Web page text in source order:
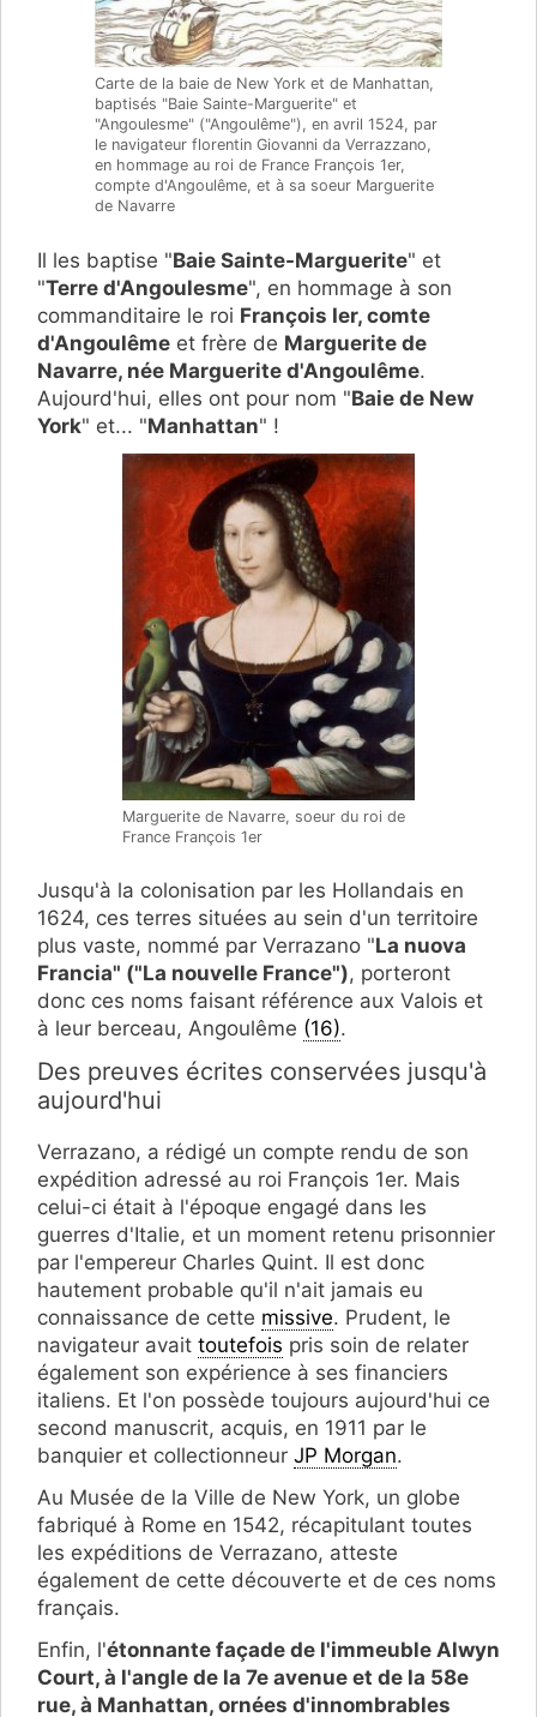
Carte de la baie de New York et de Manhattan,
baptisés "Baie Sainte-Marguerite" et
"Angoulesme" ("Angoulême"), en avril 1524, par
le navigateur florentin Giovanni da Verrazzano,
en hommage au roi de France François 1er,
compte d'Angoulême, et à sa soeur Marguerite
de Navarre
Il les baptise "Baie Sainte-Marguerite" et
"Terre d'Angoulesme", en hommage à son
commanditaire le roi François Ier, comte
d'Angoulême et frère de Marguerite de
Navarre, née Marguerite d'Angoulême.
Aujourd'hui, elles ont pour nom "Baie de New
York" et... "Manhattan" !
Marguerite de Navarre, soeur du roi de
France François 1er
Jusqu'à la colonisation par les Hollandais en
1624, ces terres situées au sein d'un territoire
plus vaste, nommé par Verrazano "La nuova
Francia" ("La nouvelle France"), porteront
donc ces noms faisant référence aux Valois et
à leur berceau, Angoulême (16).
Des preuves écrites conservées jusqu'à
aujourd'hui
Verrazano, a rédigé un compte rendu de son
expédition adressé au roi François 1er. Mais
celui-ci était à l'époque engagé dans les
guerres d'Italie, et un moment retenu prisonnier
par l'empereur Charles Quint. Il est donc
hautement probable qu'il n'ait jamais eu
connaissance de cette missive. Prudent, le
navigateur avait toutefois pris soin de relater
également son expérience à ses financiers
italiens. Et l'on possède toujours aujourd'hui ce
second manuscrit, acquis, en 1911 par le
banquier et collectionneur JP Morgan.
Au Musée de la Ville de New York, un globe
fabriqué à Rome en 1542, récapitulant toutes
les expéditions de Verrazano, atteste
également de cette découverte et de ces noms
français.
Enfin, l'étonnante façade de l'immeuble Alwyn
Court, à l'angle de la 7e avenue et de la 58e
rue, à Manhattan, ornées d'innombrables